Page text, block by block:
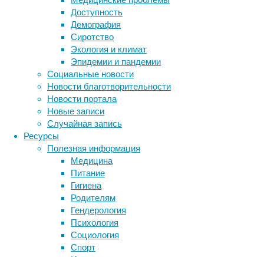
Доступность
Демография
Сиротство
Экология и климат
Эпидемии и пандемии
Социальные новости
Новости благотворительности
Новости портала
Новые записи
Случайная запись
Ресурсы
Полезная информация
Медицина
Питание
Гигиена
Родителям
Гендерология
Психология
Социология
Спорт
просто
новый
сайт
добрых
делах.
Это
уникальный
инструмент
для
тех,
кто
ищет
помощь
готов
предложить.
Метки